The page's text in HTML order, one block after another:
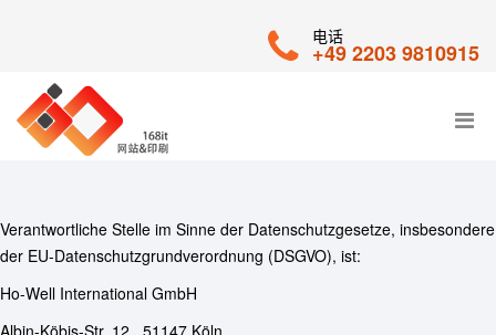
电话
+49 2203 9810915
Verantwortliche Stelle im Sinne der Datenschutzgesetze, insbesondere
der EU-Datenschutzgrundverordnung (DSGVO), ist:
Ho-Well International GmbH
Albin-Köbis-Str. 12 51147 Köln